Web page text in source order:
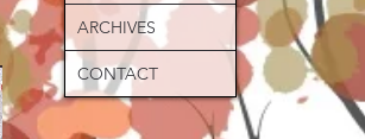
ARCHIVES
CONTACT